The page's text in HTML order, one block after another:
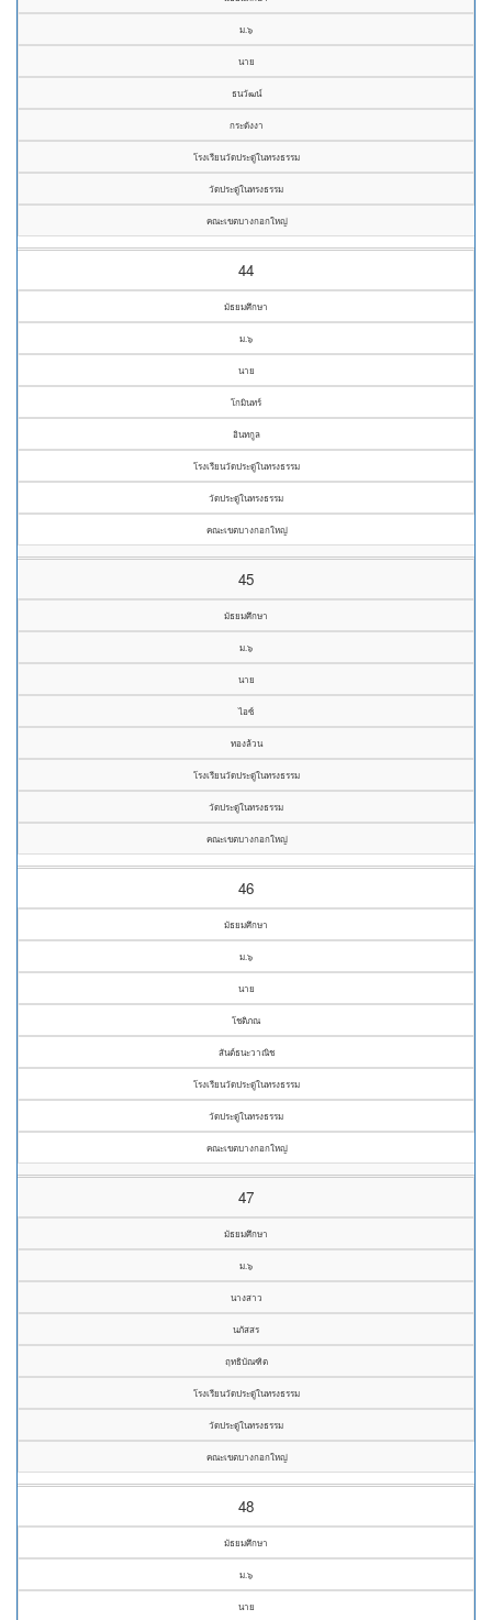
ม.๖
นาย
ธนวัฒน์
กระดังงา
โรงเรียนวัดประดู่ในทรงธรรม
วัดประดู่ในทรงธรรม
คณะเขตบางกอกใหญ่
44
มัธยมศึกษา
ม.๖
นาย
โกมินทร์
อินทกูล
โรงเรียนวัดประดู่ในทรงธรรม
วัดประดู่ในทรงธรรม
คณะเขตบางกอกใหญ่
45
มัธยมศึกษา
ม.๖
นาย
ไอซ์
ทองล้วน
โรงเรียนวัดประดู่ในทรงธรรม
วัดประดู่ในทรงธรรม
คณะเขตบางกอกใหญ่
46
มัธยมศึกษา
ม.๖
นาย
โชติภณ
สันต์ธนะวาณิช
โรงเรียนวัดประดู่ในทรงธรรม
วัดประดู่ในทรงธรรม
คณะเขตบางกอกใหญ่
47
มัธยมศึกษา
ม.๖
นางสาว
นภัสสร
ฤทธิบัณฑิต
โรงเรียนวัดประดู่ในทรงธรรม
วัดประดู่ในทรงธรรม
คณะเขตบางกอกใหญ่
48
มัธยมศึกษา
ม.๖
นาย